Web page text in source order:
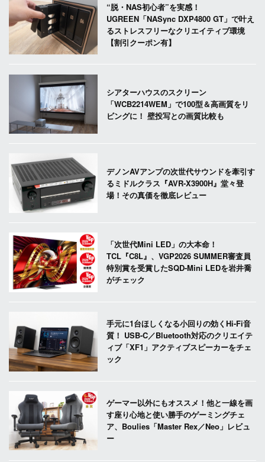
“脱・NAS初心者”を実感！
UGREEN「NASync DXP4800 GT」で叶え
るストレスフリーなクリエイティブ環境
【割引クーポン有】
シアターハウスのスクリーン
「WCB2214WEM」で100型＆高画質をリ
ビングに！ 壁投写との画質比較も
デノンAVアンプの次世代サウンドを牽引す
るミドルクラス『AVR-X3900H』堂々登
場！その真価を徹底レビュー
「次世代Mini LED」の大本命！
TCL『C8L』、VGP2026 SUMMER審査員
特別賞を受賞したSQD-Mini LEDを岩井喬
がチェック
手元に1台ほしくなる小回りの効くHi-Fi音
質！ USB-C／Bluetooth対応のクリエイテ
ィブ「XF1」アクティブスピーカーをチェ
ック
ゲーマー以外にもオススメ！他と一線を画
す座り心地と使い勝手のゲーミングチェ
ア、Boulies「Master Rex／Neo」レビュ
ー